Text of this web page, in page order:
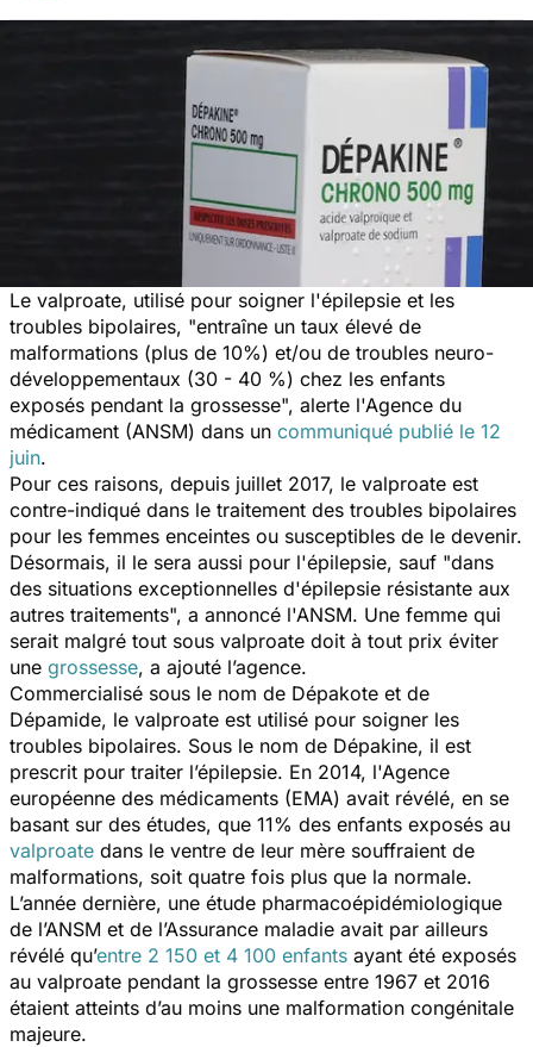
Le valproate, utilisé pour soigner l'épilepsie et les
troubles bipolaires, "entraîne un taux élevé de
malformations (plus de 10%) et/ou de troubles neuro-
développementaux (30 - 40 %) chez les enfants
exposés pendant la grossesse", alerte l'Agence du
médicament (ANSM) dans un communiqué publié le 12
juin.
Pour ces raisons, depuis juillet 2017, le valproate est
contre-indiqué dans le traitement des troubles bipolaires
pour les femmes enceintes ou susceptibles de le devenir.
Désormais, il le sera aussi pour l'épilepsie, sauf "dans
des situations exceptionnelles d'épilepsie résistante aux
autres traitements", a annoncé l'ANSM. Une femme qui
serait malgré tout sous valproate doit à tout prix éviter
une grossesse, a ajouté l’agence.
Commercialisé sous le nom de Dépakote et de
Dépamide, le valproate est utilisé pour soigner les
troubles bipolaires. Sous le nom de Dépakine, il est
prescrit pour traiter l’épilepsie. En 2014, l'Agence
européenne des médicaments (EMA) avait révélé, en se
basant sur des études, que 11% des enfants exposés au
valproate dans le ventre de leur mère souffraient de
malformations, soit quatre fois plus que la normale.
L’année dernière, une étude pharmacoépidémiologique
de l’ANSM et de l’Assurance maladie avait par ailleurs
révélé qu’entre 2 150 et 4 100 enfants ayant été exposés
au valproate pendant la grossesse entre 1967 et 2016
étaient atteints d’au moins une malformation congénitale
majeure.